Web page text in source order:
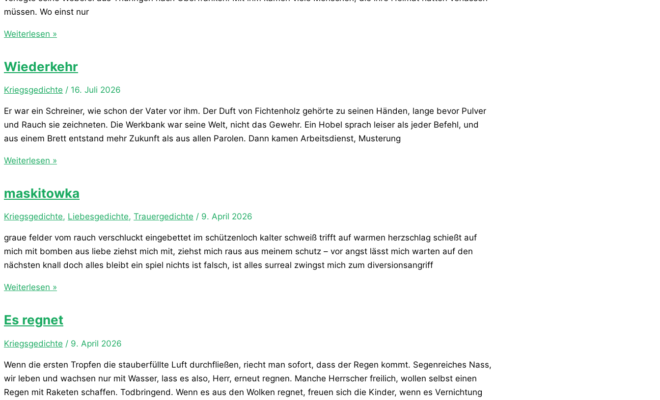
müssen. Wo einst nur
Neue
Weiterlesen »
Wiederkehr
Kriegsgedichte / 16. Juli 2026
Er war ein Schreiner, wie schon der Vater vor ihm. Der Duft von Fichtenholz gehörte zu seinen Händen, lange bevor Pulver
und Rauch sie zeichneten. Die Werkbank war seine Welt, nicht das Gewehr. Ein Hobel sprach leiser als jeder Befehl, und
aus einem Brett entstand mehr Zukunft als aus allen Parolen. Dann kamen Arbeitsdienst, Musterung
Wiederkehr
Weiterlesen »
maskitowka
Kriegsgedichte, Liebesgedichte, Trauergedichte / 9. April 2026
graue felder vom rauch verschluckt eingebettet im schützenloch kalter schweiß trifft auf warmen herzschlag schießt auf
mich mit bomben aus liebe ziehst mich mit, ziehst mich raus aus meinem schutz – vor angst lässt mich warten auf den
nächsten knall doch alles bleibt ein spiel nichts ist falsch, ist alles surreal zwingst mich zum diversionsangriff
maskitowka
Weiterlesen »
Es regnet
Kriegsgedichte / 9. April 2026
Wenn die ersten Tropfen die stauberfüllte Luft durchfließen, riecht man sofort, dass der Regen kommt. Segenreiches Nass,
wir leben und wachsen nur mit Wasser, lass es also, Herr, erneut regnen. Manche Herrscher freilich, wollen selbst einen
Regen mit Raketen schaffen. Todbringend. Wenn es aus den Wolken regnet, freuen sich die Kinder, wenn es Vernichtung